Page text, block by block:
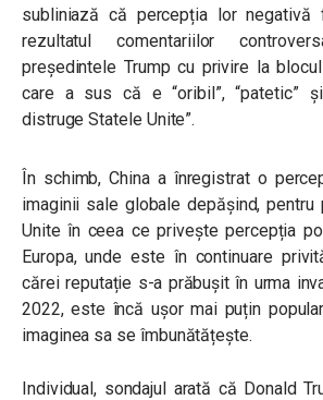
subliniază că percepția lor
rezultatul comentariilor
președintele Trump cu privire la
care a sus că e “oribil”, “patetic”
distruge Statele Unite”.
În schimb, China a înregistrat o
imaginii sale globale depășind, pentru
Unite în ceea ce privește percepția
Europa, unde este în continuare
cărei reputație s-a prăbușit în urma
2022, este încă ușor mai puțin
imaginea sa se îmbunătățește.
Individual, sondajul arată că Donald